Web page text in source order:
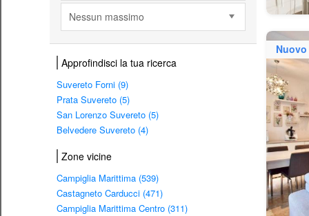
Nessun massimo
Approfindisci la tua ricerca
Suvereto Forni (9)
Prata Suvereto (5)
San Lorenzo Suvereto (5)
Belvedere Suvereto (4)
Zone vicine
Campiglia Marittima (539)
Castagneto Carducci (471)
Campiglia Marittima Centro (311)
Nuovo